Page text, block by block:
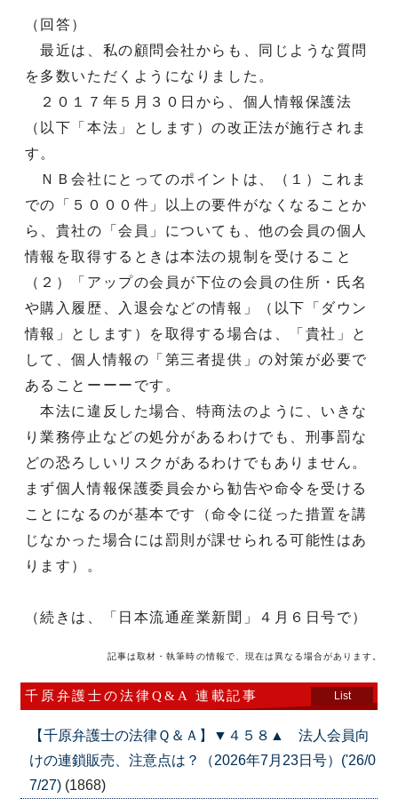
（回答）
最近は、私の顧問会社からも、同じような質問
を多数いただくようになりました。
２０１７年５月３０日から、個人情報保護法
（以下「本法」とします）の改正法が施行されま
す。
ＮＢ会社にとってのポイントは、（１）これま
での「５０００件」以上の要件がなくなることか
ら、貴社の「会員」についても、他の会員の個人
情報を取得するときは本法の規制を受けること
（２）「アップの会員が下位の会員の住所・氏名
や購入履歴、入退会などの情報」（以下「ダウン
情報」とします）を取得する場合は、「貴社」と
して、個人情報の「第三者提供」の対策が必要で
あることーーーです。
本法に違反した場合、特商法のように、いきな
り業務停止などの処分があるわけでも、刑事罰な
どの恐ろしいリスクがあるわけでもありません。
まず個人情報保護委員会から勧告や命令を受ける
ことになるのが基本です（命令に従った措置を講
じなかった場合には罰則が課せられる可能性はあ
ります）。
（続きは、「日本流通産業新聞」４月６日号で）
記事は取材・執筆時の情報で、現在は異なる場合があります。
千原弁護士の法律Q&A 連載記事 List
【千原弁護士の法律Ｑ＆Ａ】▼４５８▲ 法人会員向
けの連鎖販売、注意点は？（2026年7月23日号）('26/0
7/27) (1868)